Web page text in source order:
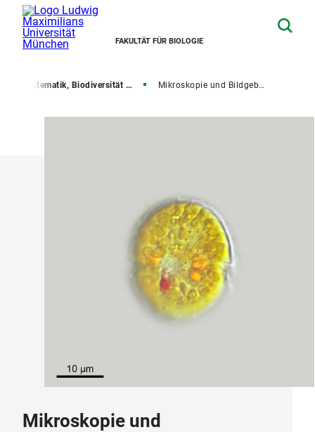
FAKULTÄT FÜR BIOLOGIE
Systematik, Biodiversität und Evolution der Pflanzen Mikroskopie und Bildgebung
Mikroskopie und